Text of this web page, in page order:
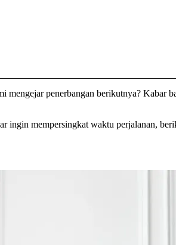
penerbangan berikutnya? Kabar
ingin mempersingkat waktu perjalanan,